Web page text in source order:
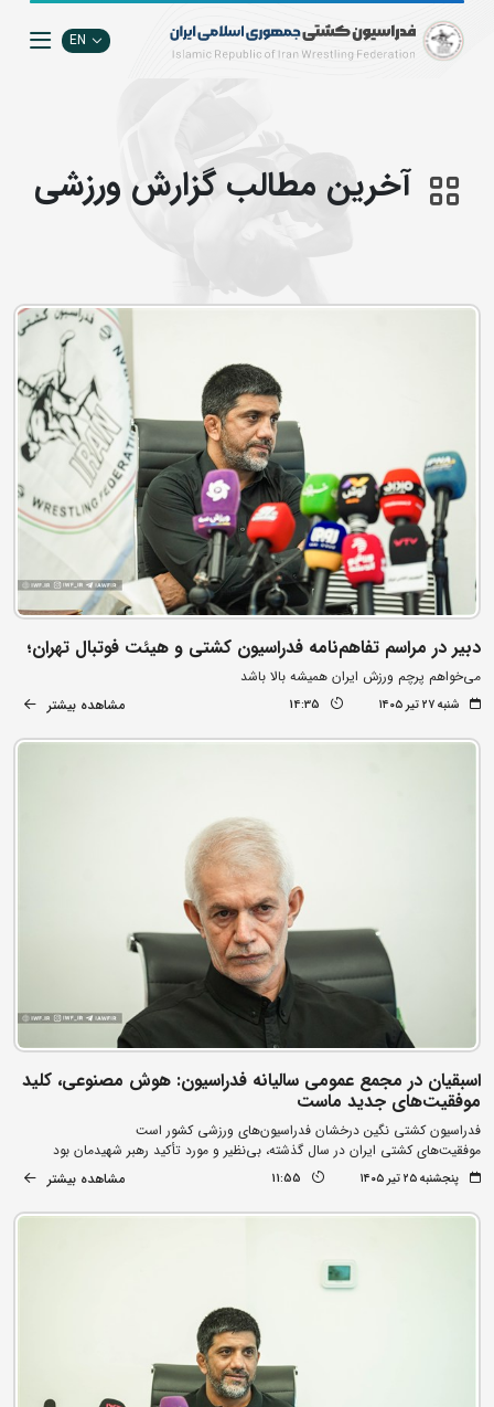
EN
آخرین مطالب گزارش ورزشی
دبیر در مراسم تفاهم‌نامه فدراسیون کشتی و هیئت فوتبال تهران؛
می‌خواهم پرچم ورزش ایران همیشه بالا باشد
شنبه ۲۷ تیر ۱۴۰۵ 14:35 مشاهده بیشتر
اسبقیان در مجمع عمومی سالیانه فدراسیون: هوش مصنوعی، کلید
موفقیت‌های جدید ماست
فدراسیون کشتی نگین درخشان فدراسیون‌های ورزشی کشور است
موفقیت‌های کشتی ایران در سال گذشته، بی‌نظیر و مورد تأکید رهبر شهیدمان بود
پنجشنبه ۲۵ تیر ۱۴۰۵ 11:55 مشاهده بیشتر